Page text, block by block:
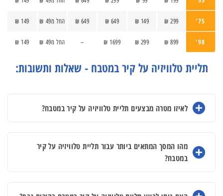
75'
299 ₪
149 ₪
649 ₪
649 ₪ החל מ49 ₪ 149 ₪
98'
899 ₪
299 ₪
1699 ₪
– החל מ49 ₪ 149 ₪
תליית טלוויזיה על קיר במטבח - שאלות ותשובות:
לאיזו מטרה מבצעים תליית טלוויזיה על קיר במטבח?
מהו המסך המתאים ביותר עבור תליית טלוויזיה על קיר
במטבח?